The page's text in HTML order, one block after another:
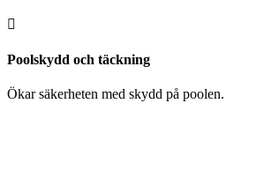

Poolskydd och täckning
Ökar säkerheten med skydd på poolen.